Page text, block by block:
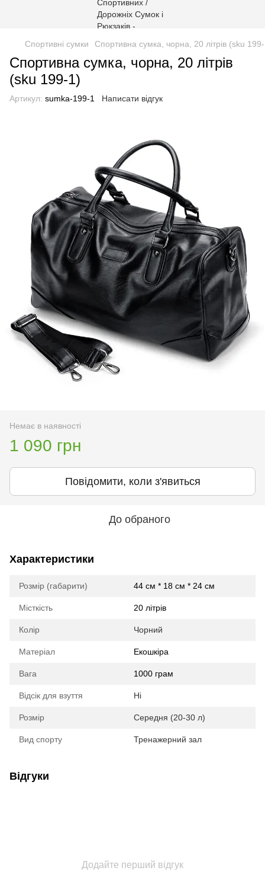
Спортивні сумки Спортивна сумка, чорна, 20 літрів (sku
Спортивна сумка, чорна, 20 літрів
(sku 199-1)
Артикул: sumka-199-1 Написати відгук
Немає в наявності
1 090 грн
Повідомити, коли з'явиться
До обраного
Характеристики
Розмір (габарити) 44 см * 18 см * 24 см
Місткість 20 літрів
Колір Чорний
Матеріал Екошкіра
Вага 1000 грам
Відсік для взуття Ні
Розмір Середня (20-30 л)
Вид спорту Тренажерний зал
Відгуки
Додайте перший відгук